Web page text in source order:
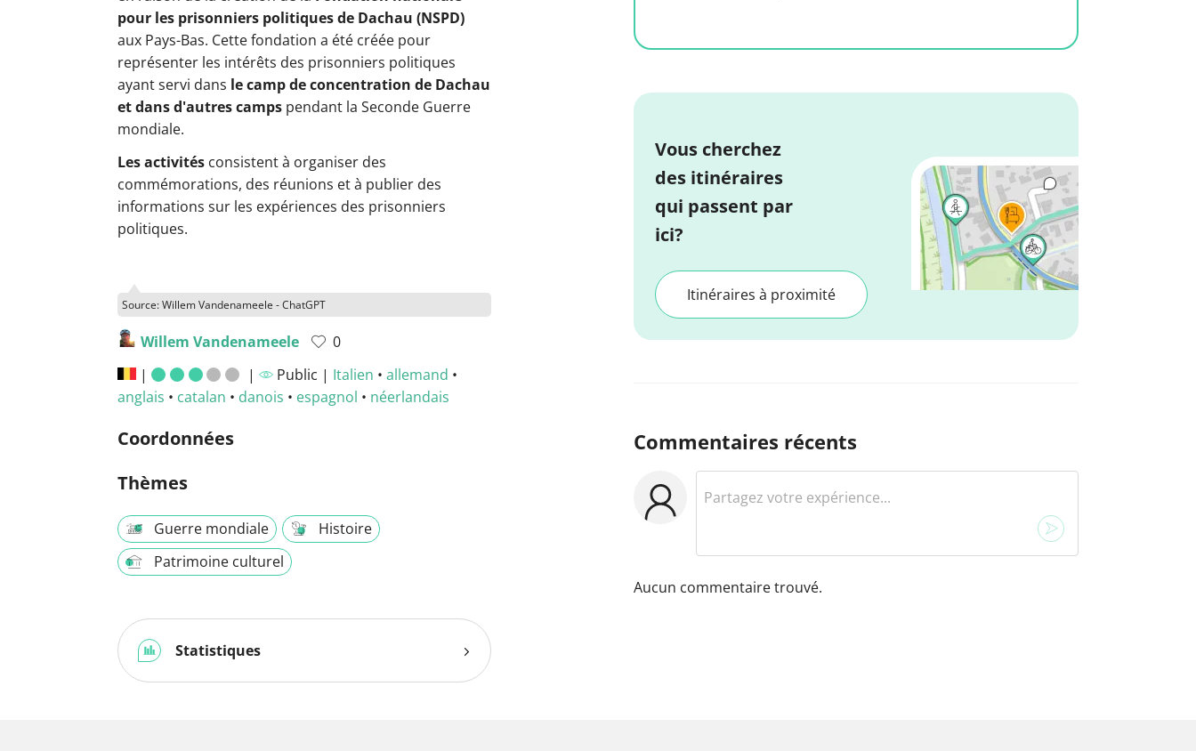
pour les prisonniers politiques de Dachau (NSPD)
aux Pays-Bas. Cette fondation a été créée pour
représenter les intérêts des prisonniers politiques
ayant servi dans le camp de concentration de Dachau
et dans d'autres camps pendant la Seconde Guerre
mondiale.
Les activités consistent à organiser des
commémorations, des réunions et à publier des
informations sur les expériences des prisonniers
politiques.
Source: Willem Vandenameele - ChatGPT
Willem Vandenameele
0
|
| Public | Italien • allemand •
anglais • catalan • danois • espagnol • néerlandais
Coordonnées
Thèmes
Guerre mondiale
Histoire
Patrimoine culturel
Statistiques
Vous cherchez
des itinéraires
qui passent par
ici?
Itinéraires à proximité
Commentaires récents
Aucun commentaire trouvé.